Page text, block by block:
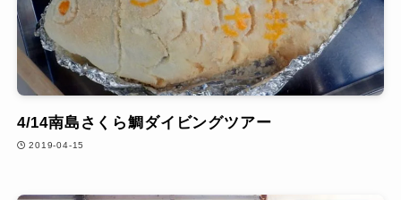
4/14南島さくら鯛ダイビングツアー
2019-04-15